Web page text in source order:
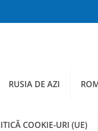
RUSIA DE AZI
COOKIE-URI (UE)